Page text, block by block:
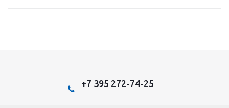
+7 395 272-74-25